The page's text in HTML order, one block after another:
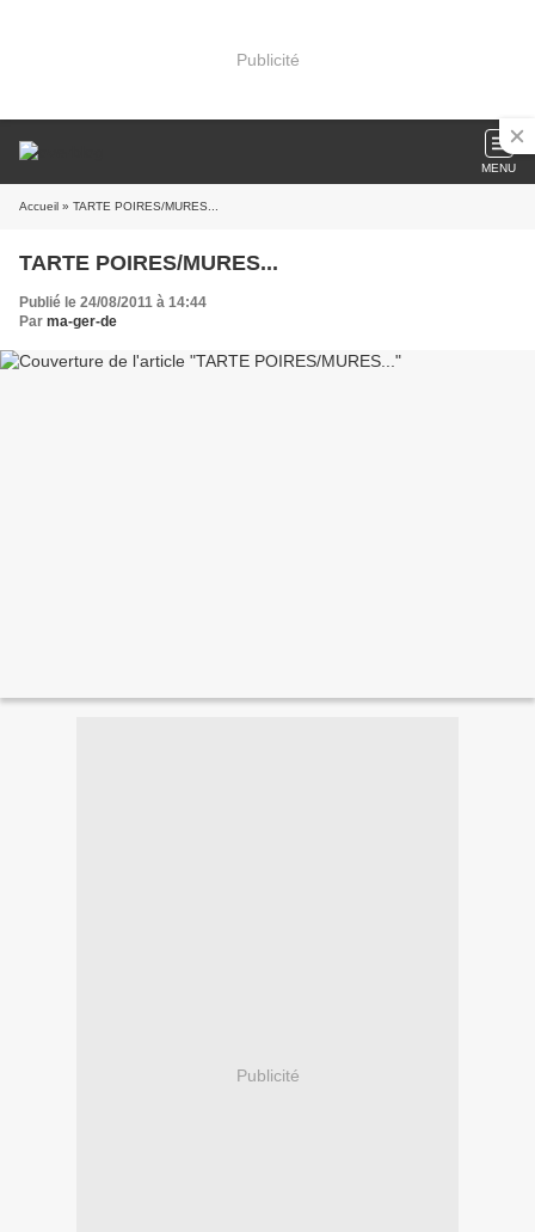
Publicité
MENU
Accueil » TARTE POIRES/MURES...
TARTE POIRES/MURES...
Publié le 24/08/2011 à 14:44
Par ma-ger-de
Publicité